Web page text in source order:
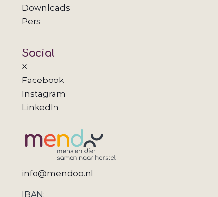
Downloads
Pers
Social
X
Facebook
Instagram
LinkedIn
info@mendoo.nl
IBAN: